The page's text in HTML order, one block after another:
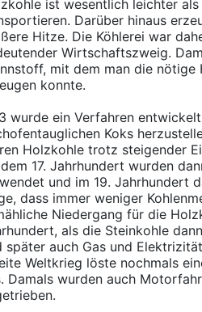
ist wesentlich leichter
Darüber hinaus
Hitze. Die Köhlerei war
Wirtschaftszweig.
mit dem man die
konnte.
wurde ein Verfahren
Koks
Holzkohle trotz steigender
17. Jahrhundert wurden
und im 19. Jahrhundert
dass immer weniger
Niedergang für die
als die Steinkohle
später auch Gas und
Weltkrieg löste nochmals
Damals wurden auch